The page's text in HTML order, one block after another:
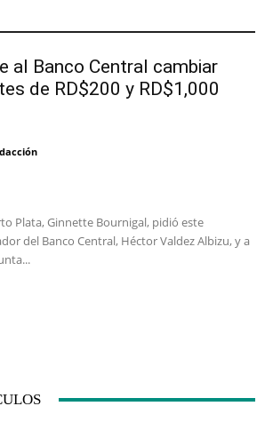
al Banco Central cambiar
de RD$200 y RD$1,000
Plata, Ginnette Bournigal, pidió este
del Banco Central, Héctor Valdez Albizu, y a